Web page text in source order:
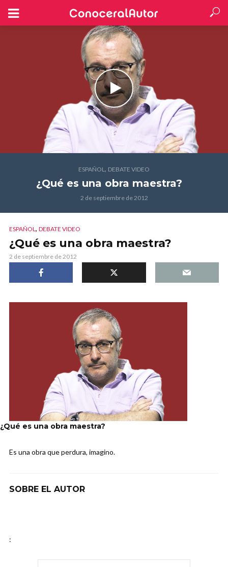
ESPAÑOL, DEBATE VIDEO
¿Qué es una obra maestra?
2 de septiembre de 2012
ESPAÑOL, DEBATE VIDEO
¿Qué es una obra maestra?
2 de septiembre de 2012
¿Qué es una obra maestra?
Es una obra que perdura, imagino.
SOBRE EL AUTOR
: